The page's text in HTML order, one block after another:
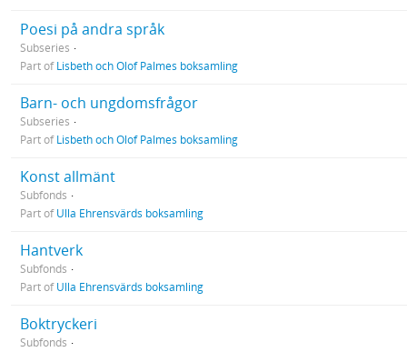
Poesi på andra språk
Subseries
Part ofLisbeth och Olof Palmes boksamling
Barn- och ungdomsfrågor
Subseries
Part ofLisbeth och Olof Palmes boksamling
Konst allmänt
Subfonds
Part ofUlla Ehrensvärds boksamling
Hantverk
Subfonds
Part ofUlla Ehrensvärds boksamling
Boktryckeri
Subfonds